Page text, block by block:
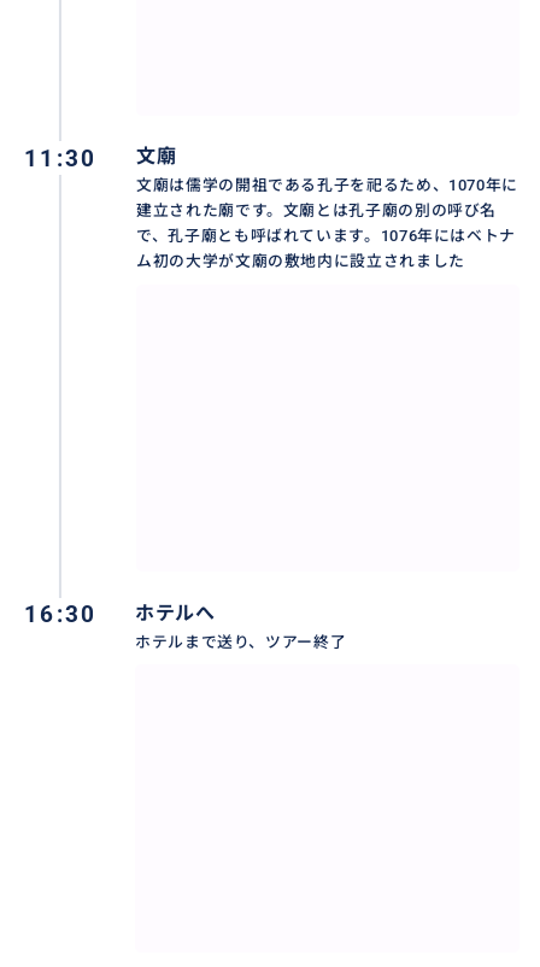
外国人観光客だけでなくベトナム人もたくさん訪れ
る、ハノイ市内では外せない観光スポット。
土日はとても混むので並ぶのを覚悟された方が良いで
11:30 文廟
文廟は儒学の開祖である孔子を祀るため、1070年に
建立された廟です。文廟とは孔子廟の別の呼び名
で、孔子廟とも呼ばれています。1076年にはベトナ
ム初の大学が文廟の敷地内に設立されました
16:30 ホテルへ
ホテルまで送り、ツアー終了